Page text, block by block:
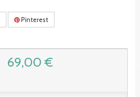
Pinterest
69,00 €